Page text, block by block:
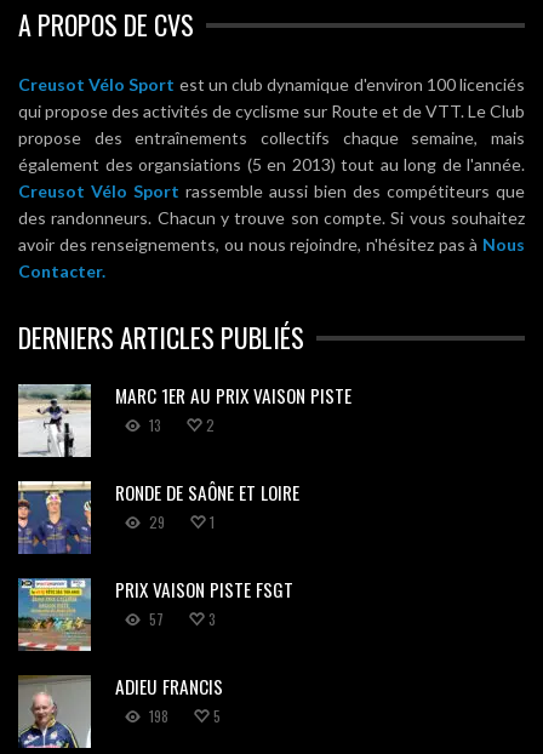
A PROPOS DE CVS
Creusot Vélo Sport est un club dynamique d'environ 100 licenciés
qui propose des activités de cyclisme sur Route et de VTT. Le Club
propose des entraînements collectifs chaque semaine, mais
également des organsiations (5 en 2013) tout au long de l'année.
Creusot Vélo Sport rassemble aussi bien des compétiteurs que
des randonneurs. Chacun y trouve son compte. Si vous souhaitez
avoir des renseignements, ou nous rejoindre, n'hésitez pas à Nous
Contacter.
DERNIERS ARTICLES PUBLIÉS
MARC 1ER AU PRIX VAISON PISTE
13 2
RONDE DE SAÔNE ET LOIRE
29 1
PRIX VAISON PISTE FSGT
57 3
ADIEU FRANCIS
198 5